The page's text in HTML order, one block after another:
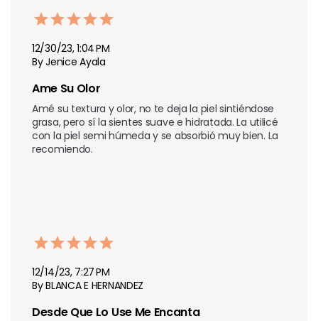
12/30/23, 1:04 PM
By Jenice Ayala
Ame Su Olor
Amé su textura y olor, no te deja la piel sintiéndose
grasa, pero sí la sientes suave e hidratada. La utilicé
con la piel semi húmeda y se absorbió muy bien. La
recomiendo.
12/14/23, 7:27 PM
By BLANCA E HERNANDEZ
Desde Que Lo Use Me Encanta